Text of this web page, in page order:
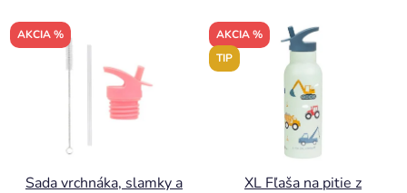
AKCIA %
Sada vrchnáka, slamky a
AKCIA %
TIP
XL Fľaša na pitie z